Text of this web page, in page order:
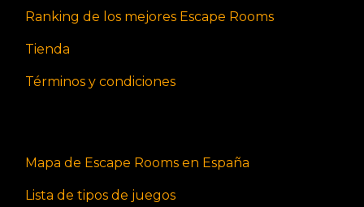
Ranking de los mejores Escape Rooms
Tienda
Términos y condiciones
Mapa de Escape Rooms en España
Lista de tipos de juegos